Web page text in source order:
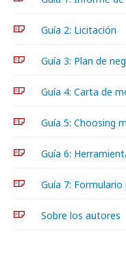
Guía 2: Licitación
Guía 3: Plan de
Guía 4: Carta de
Guía 5: Choosing
Guía 6:
Guía 7:
Sobre los autores